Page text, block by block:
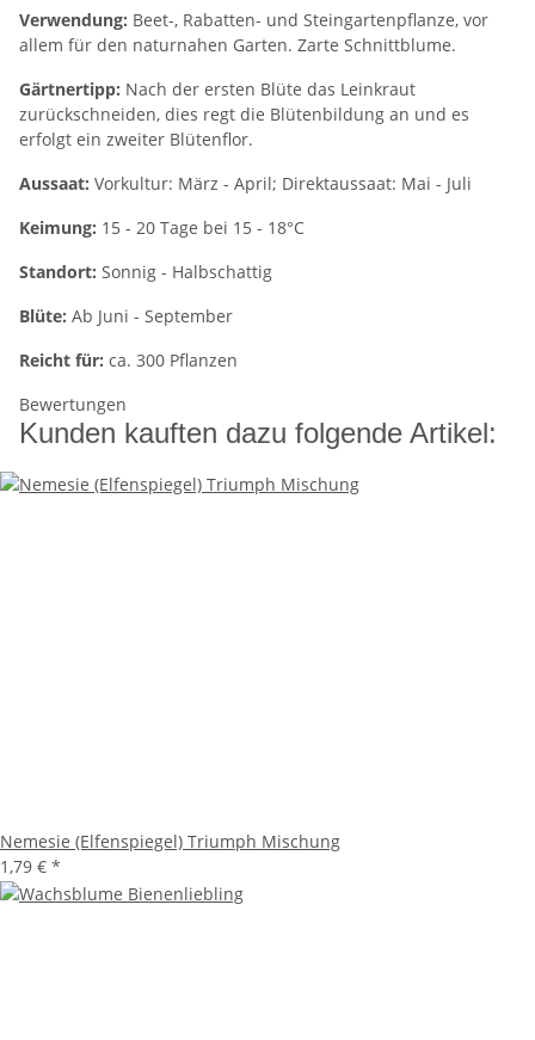
Verwendung: Beet-, Rabatten- und Steingartenpflanze, vor
allem für den naturnahen Garten. Zarte Schnittblume.
Gärtnertipp: Nach der ersten Blüte das Leinkraut
zurückschneiden, dies regt die Blütenbildung an und es
erfolgt ein zweiter Blütenflor.
Aussaat: Vorkultur: März - April; Direktaussaat: Mai - Juli
Keimung: 15 - 20 Tage bei 15 - 18°C
Standort: Sonnig - Halbschattig
Blüte: Ab Juni - September
Reicht für: ca. 300 Pflanzen
Bewertungen
Kunden kauften dazu folgende Artikel:
Nemesie (Elfenspiegel) Triumph Mischung
1,79 € *